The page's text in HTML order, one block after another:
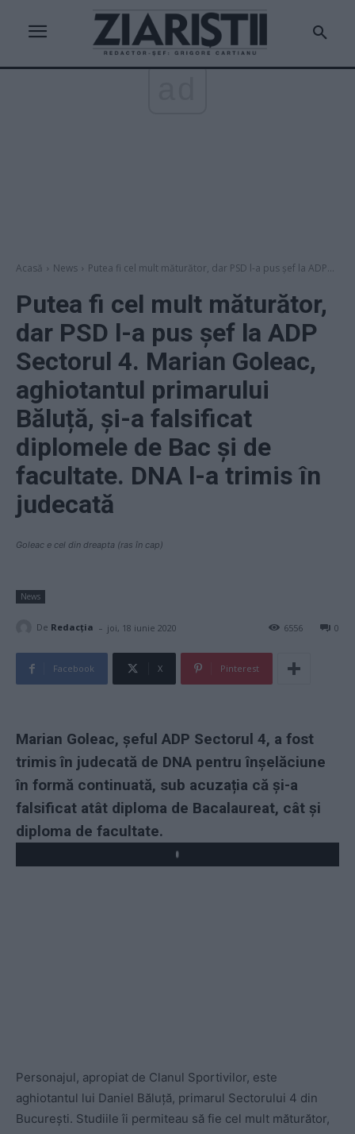
Acasă News Putea fi cel mult măturător, dar PSD l-a pus șef la ADP...
Putea fi cel mult măturător,
dar PSD l-a pus șef la ADP
Sectorul 4. Marian Goleac,
aghiotantul primarului
Băluță, și-a falsificat
diplomele de Bac și de
facultate. DNA l-a trimis în
judecată
Goleac e cel din dreapta (ras în cap)
News
De Redacţia - joi, 18 iunie 2020 0
6556
Facebook X Pinterest
Marian Goleac, șeful ADP Sectorul 4, a fost
trimis în judecată de DNA pentru înșelăciune
în formă continuată, sub acuzația că și-a
falsificat atât diploma de Bacalaureat, cât și
diploma de facultate.
Personajul, apropiat de Clanul Sportivilor, este
aghiotantul lui Daniel Băluță, primarul Sectorului 4 din
București. Studiile îi permiteau să fie cel mult măturător,